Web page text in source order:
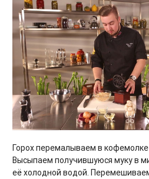
Горох перемалываем в
Высыпаем получившуюся муку в
её холодной водой.